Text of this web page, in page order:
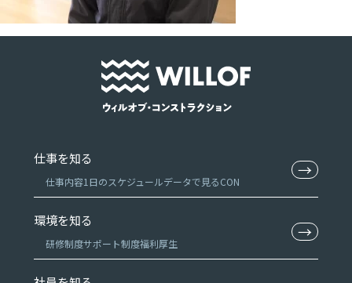
仕事を知る
仕事内容1日のスケジュールデータで見るCON
→
環境を知る
研修制度サポート制度福利厚生
→